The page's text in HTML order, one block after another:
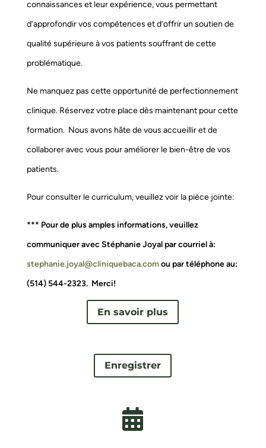
connaissances et leur expérience, vous permettant
d’approfondir vos compétences et d’offrir un soutien de
qualité supérieure à vos patients souffrant de cette
problématique.
Ne manquez pas cette opportunité de perfectionnement
clinique. Réservez votre place dès maintenant pour cette
formation. Nous avons hâte de vous accueillir et de
collaborer avec vous pour améliorer le bien-être de vos
patients.
Pour consulter le curriculum, veuillez voir la pièce jointe:
*** Pour de plus amples informations, veuillez
communiquer avec Stéphanie Joyal par courriel à:
stephanie.joyal@cliniquebaca.comou par téléphone au:
(514) 544-2323. Merci!
En savoir plus
Enregistrer
